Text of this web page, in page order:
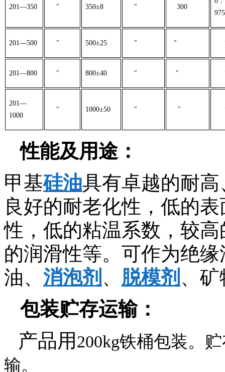
201 —350 ″ 350±8 ″ 300
975
201 —500 ″ 500±25 ″ ″
201 —800 ″ 800±40 ″ ″
201 —
1000
″ 1000±50 ″ ″
性能及用途：
甲基硅油具有卓越的耐
良好的耐老化性，低的
性，低的粘温系数，较
的润滑性等。可作为绝
油、 消泡剂 、 脱模剂 、
包装贮存运输：
产品用 200kg铁桶包装。
输。